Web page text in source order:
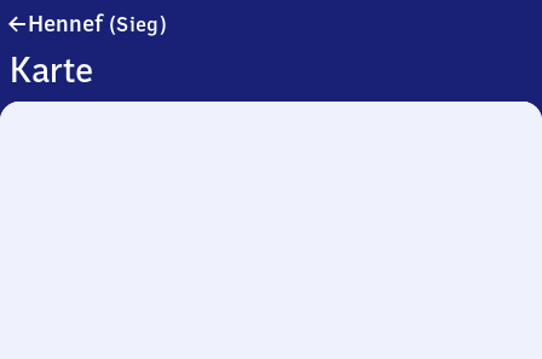
Hennef (Sieg)
Karte